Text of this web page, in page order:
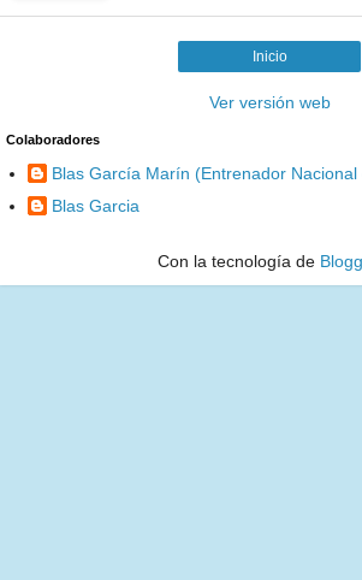
Inicio
Ver versión web
Colaboradores
Blas García Marín (Entrenador Nacional
Blas Garcia
Con la tecnología de